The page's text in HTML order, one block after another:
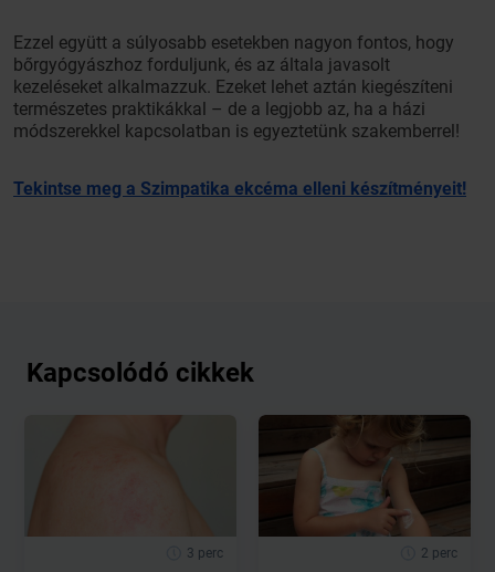
Ezzel együtt a súlyosabb esetekben nagyon fontos, hogy
bőrgyógyászhoz forduljunk, és az általa javasolt
kezeléseket alkalmazzuk. Ezeket lehet aztán kiegészíteni
természetes praktikákkal – de a legjobb az, ha a házi
módszerekkel kapcsolatban is egyeztetünk szakemberrel!
Tekintse meg a Szimpatika ekcéma elleni készítményeit!
Kapcsolódó cikkek
3 perc 2 perc